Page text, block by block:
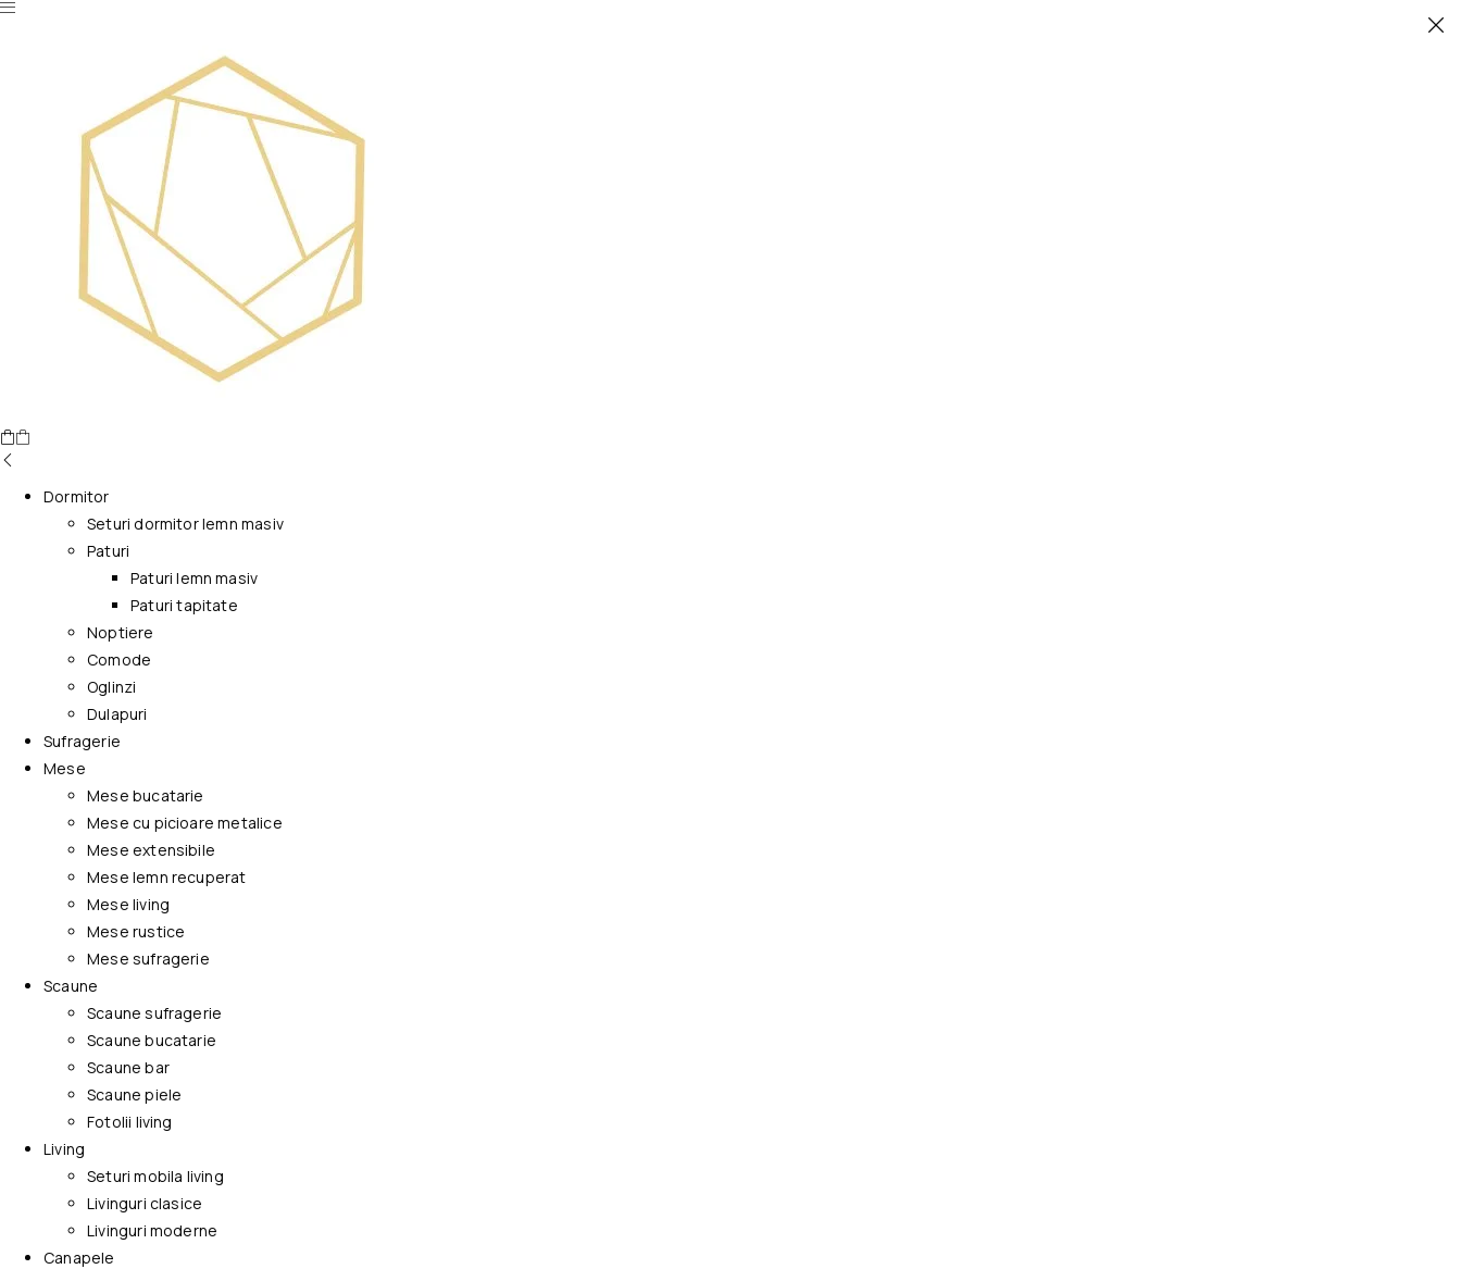
Nu ai niciun produs în coș.
Dormitor
Seturi dormitor lemn masiv
Paturi
Paturi lemn masiv
Paturi tapitate
Noptiere
Comode
Oglinzi
Dulapuri
Sufragerie
Mese
Mese bucatarie
Mese cu picioare metalice
Mese extensibile
Mese lemn recuperat
Mese living
Mese rustice
Mese sufragerie
Scaune
Scaune sufragerie
Scaune bucatarie
Scaune bar
Scaune piele
Fotolii living
Living
Seturi mobila living
Livinguri clasice
Livinguri moderne
Canapele